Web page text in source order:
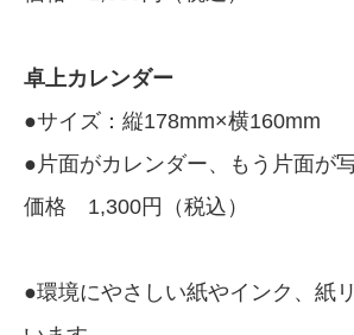
卓上カレンダー
●サイズ：縦178mm×横160mm
●片面がカレンダー、もう片面が
価格 1,300円（税込）
●環境にやさしい紙やインク、紙